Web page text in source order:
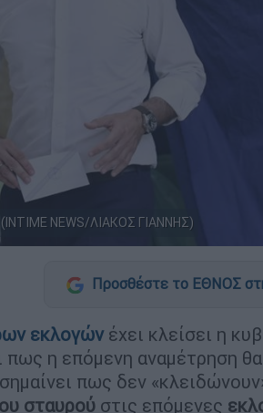
NEWS/ΛΙΑΚΟΣ ΓΙΑΝΝΗΣ)
Προσθέστε το ΕΘΝΟΣ
εκλογώνέχει κλείσει η
πως η επόμενη αναμέτρηση θα
πως δεν
σταυρού στις επόμενες